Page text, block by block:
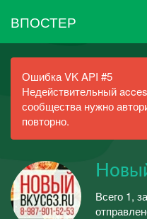
ВПОСТЕР
Ошибка VK API #5
Недействительный
сообщества нужно
повторно.
Всего 1,